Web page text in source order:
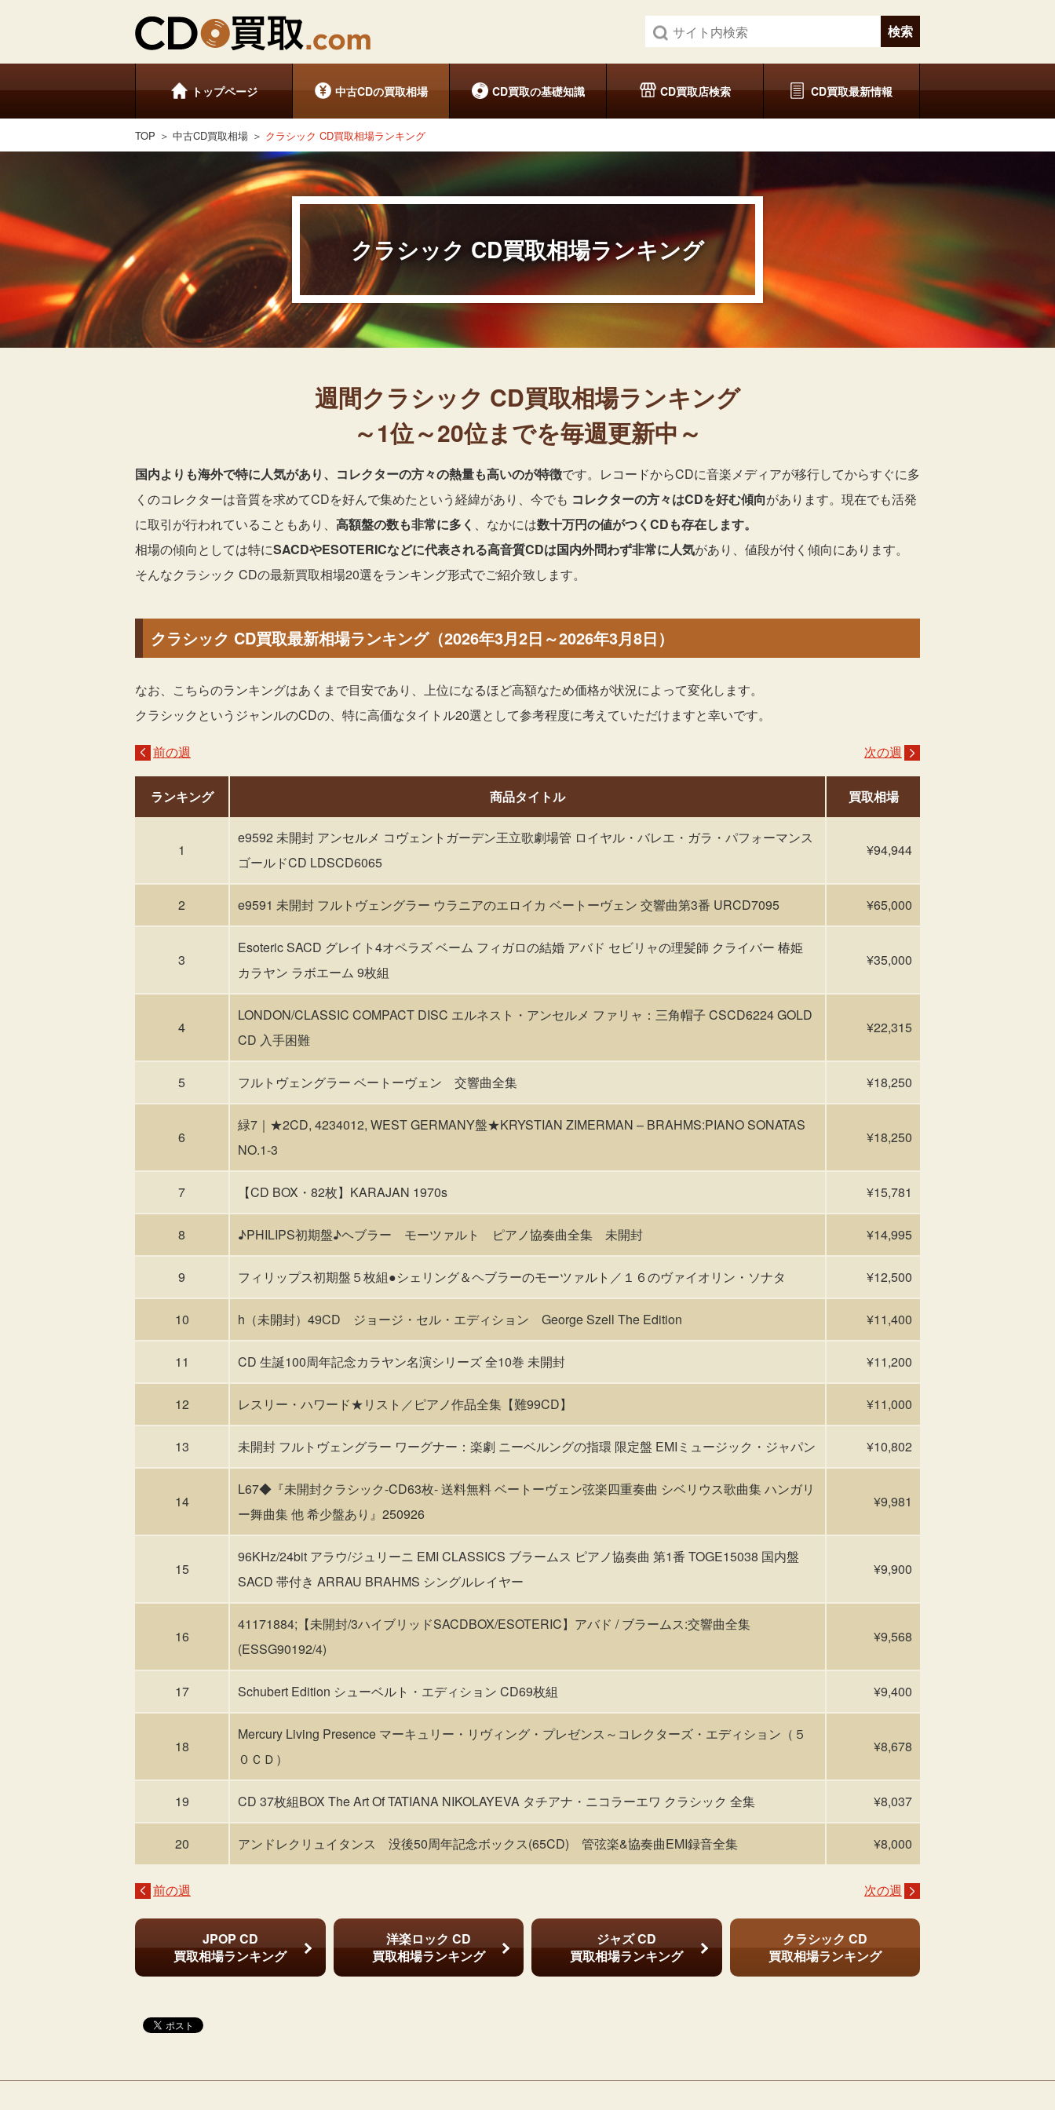
トップページ 中古CDの買取相場 CD買取の基礎知識 CD買取店検索 CD買取最新情報
TOP 中古CD買取相場 クラシック CD買取相場ランキング
クラシック CD買取相場ランキング
週間クラシック CD買取相場ランキング
～1位～20位までを毎週更新中～
国内よりも海外で特に人気があり、コレクターの方々の熱量も高いのが特徴です。レコードからCDに音楽メディアが移行してからすぐに多
くのコレクターは音質を求めてCDを好んで集めたという経緯があり、今でも コレクターの方々はCDを好む傾向があります。現在でも活発
に取引が行われていることもあり、 高額盤の数も非常に多く 、なかには数十万円の値がつくCDも存在します。
相場の傾向としては特にSACDやESOTERICなどに代表される高音質CDは国内外問わず非常に人気があり、値段が付く傾向にあります。
そんなクラシック CDの最新買取相場20選をランキング形式でご紹介致します。
クラシック CD買取最新相場ランキング（2026年3月2日～2026年3月8日）
なお、こちらのランキングはあくまで目安であり、上位になるほど高額なため価格が状況によって変化します。
クラシックというジャンルのCDの、特に高価なタイトル20選として参考程度に考えていただけますと幸いです。
前の週 次の週
ランキング 商品タイトル 買取相場
1
e9592 未開封 アンセルメ コヴェントガーデン王立歌劇場管 ロイヤル・バレエ・ガラ・パフォーマンス
ゴールドCD LDSCD6065
¥94,944
2 e9591 未開封 フルトヴェングラー ウラニアのエロイカ ベートーヴェン 交響曲第3番 URCD7095 ¥65,000
3
Esoteric SACD グレイト4オペラズ ベーム フィガロの結婚 アバド セビリャの理髪師 クライバー 椿姫
カラヤン ラボエーム 9枚組
¥35,000
4
LONDON/CLASSIC COMPACT DISC エルネスト・アンセルメ ファリャ：三角帽子 CSCD6224 GOLD
CD 入手困難
¥22,315
5 フルトヴェングラー ベートーヴェン 交響曲全集 ¥18,250
6
緑7｜★2CD, 4234012, WEST GERMANY盤★KRYSTIAN ZIMERMAN – BRAHMS:PIANO SONATAS
NO.1-3
¥18,250
7 【CD BOX・82枚】KARAJAN 1970s ¥15,781
8 ♪PHILIPS初期盤♪ヘブラー モーツァルト ピアノ協奏曲全集 未開封 ¥14,995
9 フィリップス初期盤５枚組●シェリング＆ヘブラーのモーツァルト／１６のヴァイオリン・ソナタ ¥12,500
10 h（未開封）49CD ジョージ・セル・エディション George Szell The Edition ¥11,400
11 CD 生誕100周年記念カラヤン名演シリーズ 全10巻 未開封 ¥11,200
12 レスリー・ハワード★リスト／ピアノ作品全集【難99CD】 ¥11,000
13 未開封 フルトヴェングラー ワーグナー：楽劇 ニーベルングの指環 限定盤 EMIミュージック・ジャパン ¥10,802
14
L67◆『未開封クラシック-CD63枚- 送料無料 ベートーヴェン弦楽四重奏曲 シベリウス歌曲集 ハンガリ
ー舞曲集 他 希少盤あり』250926
¥9,981
15
96KHz/24bit アラウ/ジュリーニ EMI CLASSICS ブラームス ピアノ協奏曲 第1番 TOGE15038 国内盤
SACD 帯付き ARRAU BRAHMS シングルレイヤー
¥9,900
16
41171884;【未開封/3ハイブリッドSACDBOX/ESOTERIC】アバド / ブラームス:交響曲全集
(ESSG90192/4)
¥9,568
17 Schubert Edition シューベルト・エディション CD69枚組 ¥9,400
18
Mercury Living Presence マーキュリー・リヴィング・プレゼンス～コレクターズ・エディション（５
０ＣＤ）
¥8,678
19 CD 37枚組BOX The Art Of TATIANA NIKOLAYEVA タチアナ・ニコラーエワ クラシック 全集 ¥8,037
20 アンドレクリュイタンス 没後50周年記念ボックス(65CD) 管弦楽&協奏曲EMI録音全集 ¥8,000
前の週 次の週
JPOP CD
買取相場ランキング
洋楽ロック CD
買取相場ランキング
ジャズ CD
買取相場ランキング
クラシック CD
買取相場ランキング